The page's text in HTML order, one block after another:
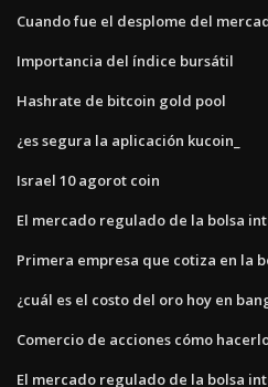
Cuando fue el desplome del
Importancia del índice bursátil
Hashrate de bitcoin gold pool
¿es segura la aplicación kucoin_
Israel 10 agorot coin
El mercado regulado de la bolsa
Primera empresa que cotiza en la
¿cuál es el costo del oro hoy en
Comercio de acciones cómo
El mercado regulado de la bolsa